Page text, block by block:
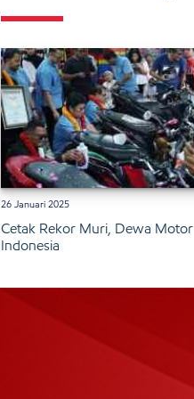
26 Januari 2025
Cetak Rekor Muri, Dewa Motor
Indonesia